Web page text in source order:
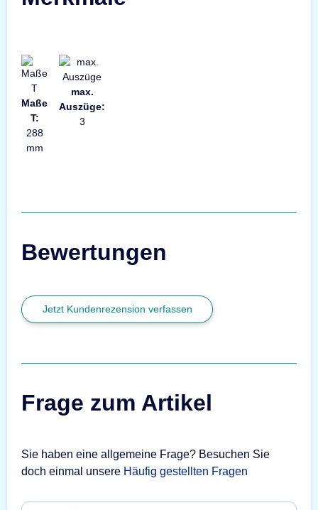
Maße
T:
288
mm
max.
Auszüge:
3
Bewertungen
Jetzt Kundenrezension verfassen
Frage zum Artikel
Sie haben eine allgemeine Frage? Besuchen Sie
doch einmal unsere Häufig gestellten Fragen